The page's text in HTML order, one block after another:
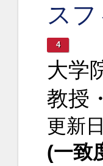
ス
4
大学
教授
更新
(一致